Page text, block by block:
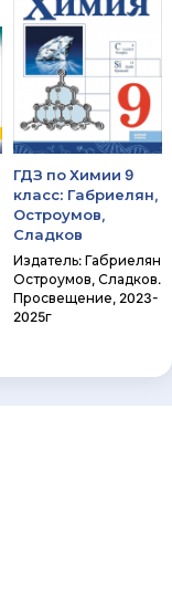
ГДЗ по Химии 9
класс: Габриелян,
Остроумов,
Сладков
Издатель: Габриелян
Остроумов, Сладков.
Просвещение, 2023-
2025г